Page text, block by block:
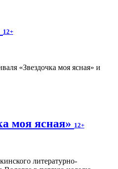
12+
«Звездочка моя ясная» и
моя ясная» 12+
литературно-